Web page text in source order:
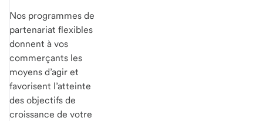
Nos programmes de
partenariat flexibles
donnent à vos
commerçants les
moyens d’agir et
favorisent l’atteinte
des objectifs de
croissance de votre